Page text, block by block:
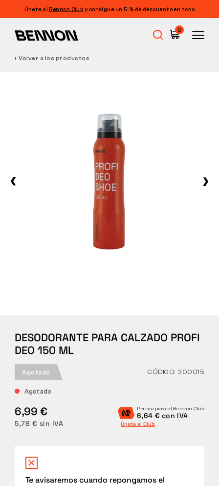
Únete alBennon Club y consigue un 5 % de descuento en todo
0
Calzado informal
SOBRE NOSOTROS
LABORATORIO BENNON
TIENDA CON CAFETERÍA
CONTACTO
Volver a los productos
DESODORANTE PARA CALZADO PROFI
DEO 150 ML
Agotado CÓDIGO: 300015
Agotado
6,99 €
5,78 € sin IVA
Precio para el Bennon Club
6,64 € con IVA
Únete al Club
Te avisaremos cuando repongamos el